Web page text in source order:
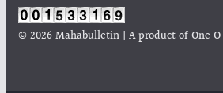
© 2026 Mahabulletin | A product of One